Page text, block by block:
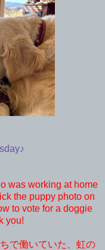
was working at home
the puppy photo on
to vote for a doggie
you!
で働いていた、虹の